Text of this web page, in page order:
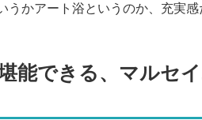
かアート浴というのか、充実感
能できる、マルセ